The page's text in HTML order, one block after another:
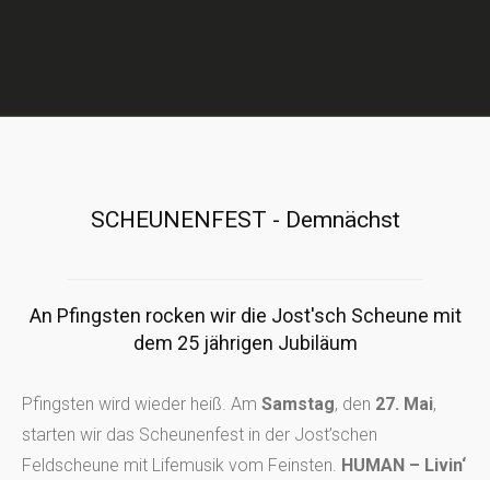
SCHEUNENFEST - Demnächst
An Pfingsten rocken wir die Jost'sch Scheune mit
dem 25 jährigen Jubiläum
Pfingsten wird wieder heiß. Am Samstag, den 27. Mai,
starten wir das Scheunenfest in der Jost’schen
Feldscheune mit Lifemusik vom Feinsten. HUMAN – Livin‘